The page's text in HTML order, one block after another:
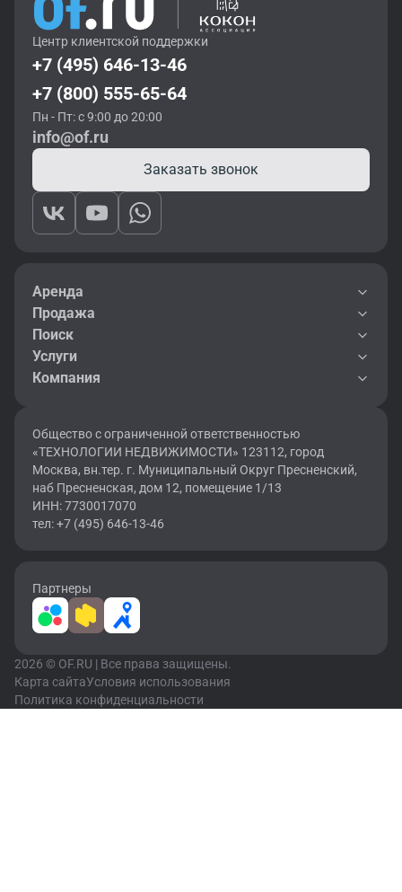
Центр клиентской поддержки
+7 (495) 646-13-46
+7 (800) 555-65-64
Пн - Пт: с 9:00 до 20:00
info@of.ru
Заказать звонок
Аренда
Продажа
Поиск
Услуги
Компания
Общество с ограниченной ответственностью
«ТЕХНОЛОГИИ НЕДВИЖИМОСТИ» 123112, город
Москва, вн.тер. г. Муниципальный Округ Пресненский,
наб Пресненская, дом 12, помещение 1/13
ИНН: 7730017070
тел: +7 (495) 646-13-46
Партнеры
2026 © OF.RU | Все права защищены.
Карта сайтаУсловия использования
Политика конфиденциальности